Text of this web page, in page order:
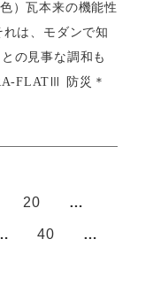
）瓦本来の機能性
は、モダンで知
の見事な調和も
FLATⅢ 防災＊
20 …
40 …